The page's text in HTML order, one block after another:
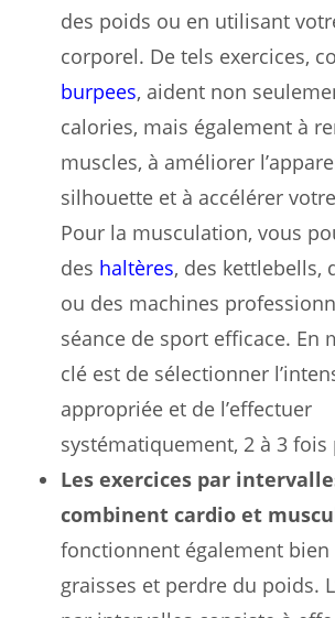
des poids ou en utilisant
corporel. De tels exercices,
burpees, aident non
calories, mais également à
muscles, à améliorer
silhouette et à accélérer
Pour la musculation, vous
des haltères, des kettlebells,
ou des machines
séance de sport efficace. En
clé est de sélectionner
appropriée et de l’effectuer
systématiquement, 2 à 3 fois
Les exercices par
combinent cardio et
fonctionnent également
graisses et perdre du poids.